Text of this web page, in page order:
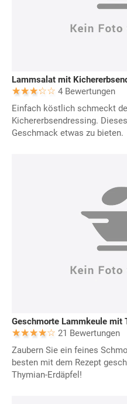
Lammsalat mit
4 Bewertungen
Einfach köstlich schmeckt
Kichererbsendressing.
Geschmack etwas zu bieten.
Geschmorte Lammkeule mit
21 Bewertungen
Zaubern Sie ein feines
besten mit dem Rezept
Thymian-Erdäpfel!